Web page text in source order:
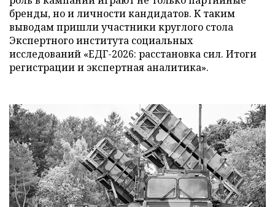
бренды, но и личности кандидатов. К таким
выводам пришли участники круглого стола
Экспертного института социальных
исследований «ЕДГ-2026: расстановка сил. Итоги
регистрации и экспертная аналитика».